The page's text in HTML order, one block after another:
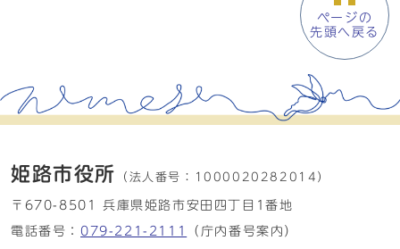
ページの
先頭へ戻る
姫路市役所 （法人番号： 1000020282014）
〒670-8501 兵庫県姫路市安田四丁目1番地
電話番号： 079-221-2111
（庁内番号案内）